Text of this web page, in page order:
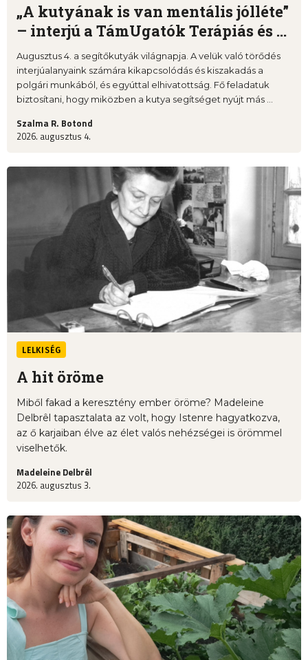
„A kutyának is van mentális jólléte”
– interjú a TámUgatók Terápiás és ...
Augusztus 4. a segítőkutyák világnapja. A velük való törődés
interjúalanyaink számára kikapcsolódás és kiszakadás a
polgári munkából, és egyúttal elhivatottság. Fő feladatuk
biztosítani, hogy miközben a kutya segítséget nyújt más ...
Szalma R. Botond
2026. augusztus 4.
LELKISÉG
A hit öröme
Miből fakad a keresztény ember öröme? Madeleine
Delbrêl tapasztalata az volt, hogy Istenre hagyatkozva,
az ő karjaiban élve az élet valós nehézségei is örömmel
viselhetők.
Madeleine Delbrêl
2026. augusztus 3.